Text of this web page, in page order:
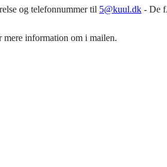
og telefonnummer til 5@kuul.dk - De
information om i mailen.